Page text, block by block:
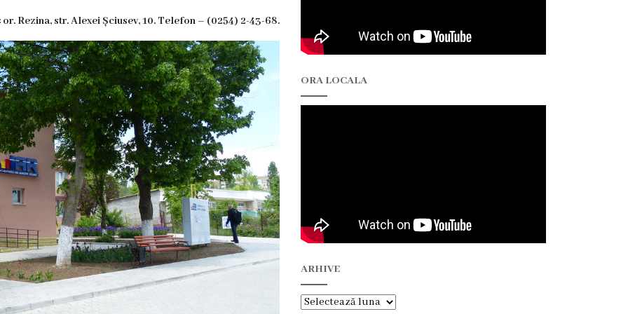
Rezina, str. Alexei Șciusev, 10. Telefon – (0254) 2-43-68.
ORA LOCALA
ARHIVE
Arhive